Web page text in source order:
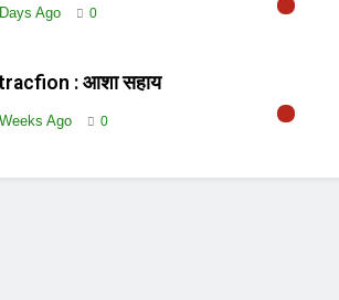
Ago 0
: आशा सहाय
Ago 0